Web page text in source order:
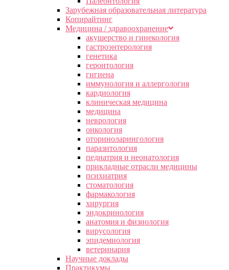
Зарубежная образовательная литература
Копирайтинг
Медицина / здравоохранение
акушерство и гинекология
гастроэнтерология
генетика
геронтология
гигиена
иммунология и аллергология
кардиология
клиническая медицина
медицина
неврология
онкология
оториноларингология
паразитология
педиатрия и неонатология
прикладные отрасли медицины
психиатрия
стоматология
фармакология
хирургия
эндокринология
анатомия и физиология
вирусология
эпидемиология
ветеринария
Научные доклады
Практикумы